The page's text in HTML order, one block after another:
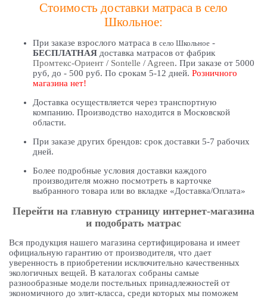
Стоимость доставки матраса в село
Школьное:
При заказе взрослого матраса в село Школьное -
БЕСПЛАТНАЯ доставка матрасов от фабрик
Промтекс-Ориент / Sontelle / Agreen. При заказе от 5000
руб, до - 500 руб. По срокам 5-12 дней. Розничного
магазина нет!
Доставка осуществляется через транспортную
компанию. Производство находится в Московской
области.
При заказе других брендов: срок доставки 5-7 рабочих
дней.
Более подробные условия доставки каждого
производителя можно посмотреть в карточке
выбранного товара или во вкладке «Доставка/Оплата»
Перейти на главную страницу интернет-магазина
и подобрать матрас
Вся продукция нашего магазина сертифицирована и имеет
официальную гарантию от производителя, что дает
уверенность в приобретении исключительно качественных
экологичных вещей. В каталогах собраны самые
разнообразные модели постельных принадлежностей от
экономичного до элит-класса, среди которых мы поможем